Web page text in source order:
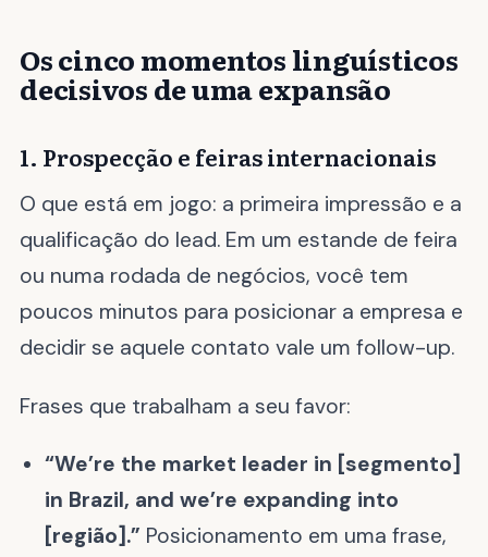
Os cinco momentos linguísticos
decisivos de uma expansão
1. Prospecção e feiras internacionais
O que está em jogo: a primeira impressão e a
qualificação do lead. Em um estande de feira
ou numa rodada de negócios, você tem
poucos minutos para posicionar a empresa e
decidir se aquele contato vale um follow-up.
Frases que trabalham a seu favor:
“We’re the market leader in [segmento]
in Brazil, and we’re expanding into
[região].” Posicionamento em uma frase,